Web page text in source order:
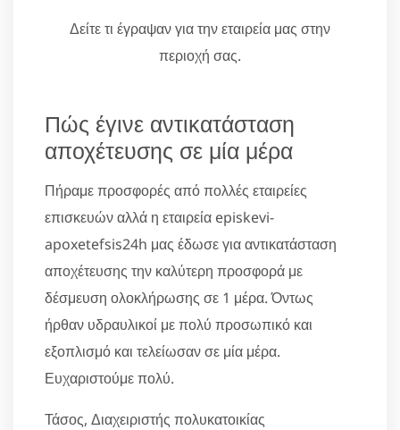
Δείτε τι έγραψαν για την εταιρεία μας στην
περιοχή σας.
Πώς έγινε αντικατάσταση
αποχέτευσης σε μία μέρα
Πήραμε προσφορές από πολλές εταιρείες
επισκευών αλλά η εταιρεία episkevi-
apoxetefsis24h μας έδωσε για αντικατάσταση
αποχέτευσης την καλύτερη προσφορά με
δέσμευση ολοκλήρωσης σε 1 μέρα. Όντως
ήρθαν υδραυλικοί με πολύ προσωπικό και
εξοπλισμό και τελείωσαν σε μία μέρα.
Ευχαριστούμε πολύ.
Τάσος, Διαχειριστής πολυκατοικίας